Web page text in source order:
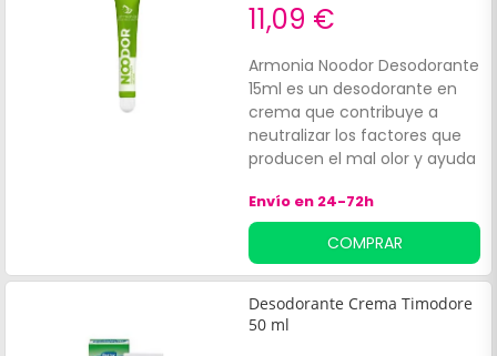
ofrecer una agradable
sensación en la piel. Su
formato permite una
duración de entre 3 a 5
meses.
11,09 €
Armonia Noodor Desodorante
15ml es un desodorante en
crema que contribuye a
neutralizar los factores que
producen el mal olor y ayuda
de irritaciones. Está
formulado a base de:Aceites
vegetalesÓxido de zinc.
Compuesto de extractos
vegetales que ayudan a
evitar la proliferación
Envío en 24-72h
COMPRAR
Desodorante Crema Timodore
50 ml